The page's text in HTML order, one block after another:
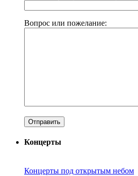
Вопрос или пожелание:
Концерты
Концерты под открытым небом